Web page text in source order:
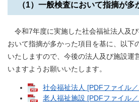
（1）一般検査において指摘が多
令和7年度に実施した社会福祉法人及
おいて指摘が多かった項目を基に、以下
いたしますので、今後の法人及び施設運
いますようお願いいたします。
社会福祉法人 [PDFファイル
老人福祉施設 [PDFファイル